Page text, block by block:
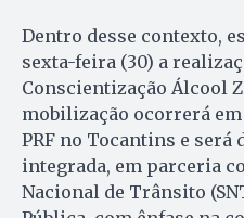
Dentro desse contexto,
sexta-feira (30) a
Conscientização Álcool
mobilização ocorrerá em
PRF no Tocantins e será
integrada, em parceria
Nacional de Trânsito